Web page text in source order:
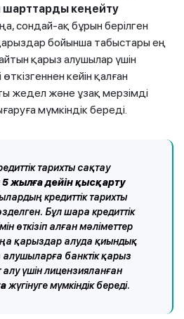
шарттарды кеңейту
сондай-ақ бұрын берілген
бойынша табыстары ең
қарыз алушылар үшін
кейін қалған
жедел және ұзақ мерзімді
мүмкіндік береді.
тарихты сақтау
жылға дейінқысқарту
кредиттік тарихты
Бұл шара кредиттік
өткізіп алған мәліметтер
қарыздар алуда қиындық
алушыларға банктік қарыз
үшін лицензияланған
жүгінуге мүмкіндік береді.